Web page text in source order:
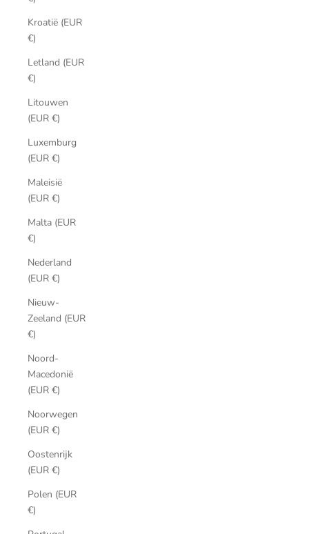
Kroatië (EUR
€)
Letland (EUR
€)
Litouwen
(EUR €)
Luxemburg
(EUR €)
Maleisië
(EUR €)
Malta (EUR
€)
Nederland
(EUR €)
Nieuw-
Zeeland (EUR
€)
Noord-
Macedonië
(EUR €)
Noorwegen
(EUR €)
Oostenrijk
(EUR €)
Polen (EUR
€)